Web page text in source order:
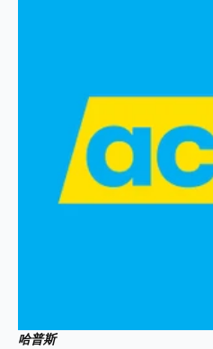
哈普斯